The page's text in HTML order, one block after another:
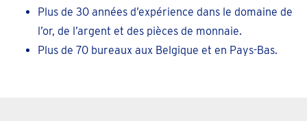
Plus de 30 années d’expérience dans le domaine de
l’or, de l’argent et des pièces de monnaie.
Plus de 70 bureaux aux Belgique et en Pays-Bas.